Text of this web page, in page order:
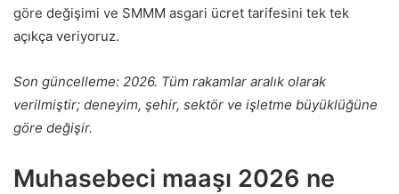
göre değişimi ve SMMM asgari ücret tarifesini tek tek
açıkça veriyoruz.
Son güncelleme: 2026. Tüm rakamlar aralık olarak
verilmiştir; deneyim, şehir, sektör ve işletme büyüklüğüne
göre değişir.
Muhasebeci maaşı 2026 ne